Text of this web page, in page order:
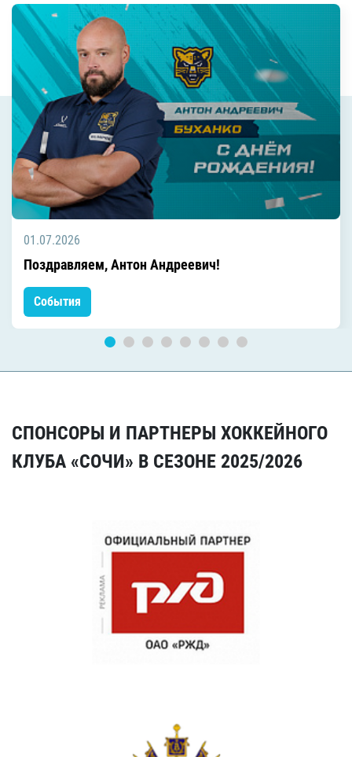
01.07.2026
Поздравляем, Антон Андреевич!
События
СПОНСОРЫ И ПАРТНЕРЫ ХОККЕЙНОГО
КЛУБА «СОЧИ» В СЕЗОНЕ 2025/2026